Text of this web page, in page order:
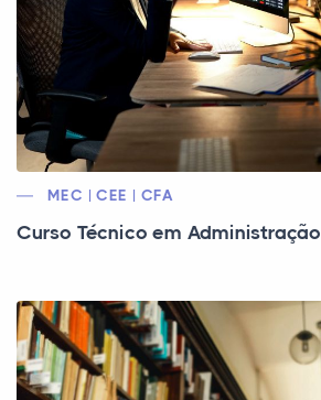
MEC | CEE | CFA
Curso Técnico em Administração